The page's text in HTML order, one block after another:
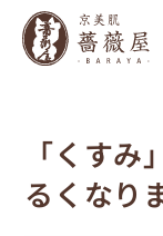
「くす
るくなり